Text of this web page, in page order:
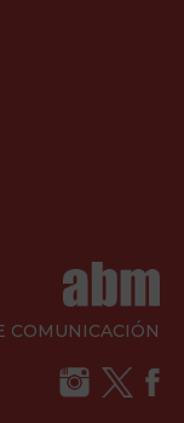
COMUNICACIÓN